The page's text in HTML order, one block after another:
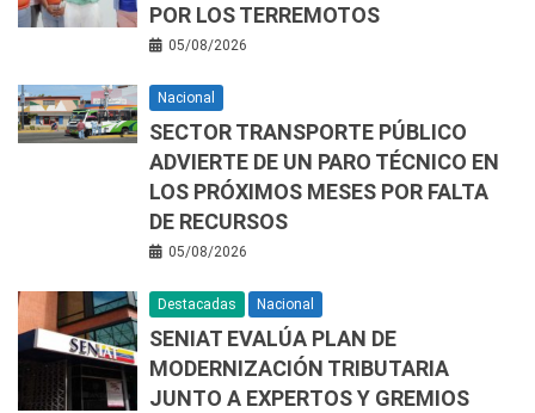
POR LOS TERREMOTOS
05/08/2026
Nacional
SECTOR TRANSPORTE PÚBLICO
ADVIERTE DE UN PARO TÉCNICO EN
LOS PRÓXIMOS MESES POR FALTA
DE RECURSOS
05/08/2026
Destacadas Nacional
SENIAT EVALÚA PLAN DE
MODERNIZACIÓN TRIBUTARIA
JUNTO A EXPERTOS Y GREMIOS